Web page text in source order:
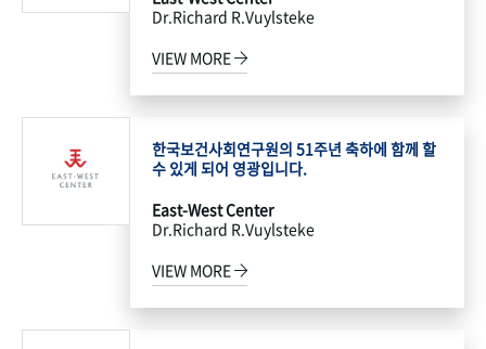
Dr.Richard R.Vuylsteke
VIEW MORE
한국보건사회연구원의 51주년 축하에 함께 할
수 있게 되어 영광입니다.
East-West Center
Dr.Richard R.Vuylsteke
VIEW MORE